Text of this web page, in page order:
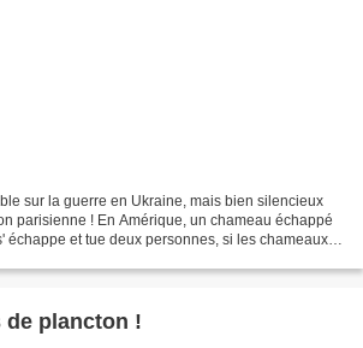
sur la guerre en Ukraine, mais bien silencieux
parisienne ! En Amérique, un chameau échappé
échappe et tue deux personnes, si les chameaux s'
Ne mangez pas de plancton !